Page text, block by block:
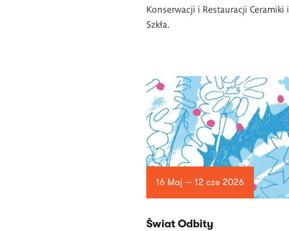
Konserwacji i Restauracji Ceramiki i
Szkła.
16 Maj — 12 cze 2026
Świat Odbity